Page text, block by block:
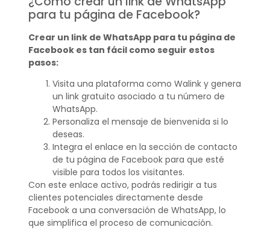
para tu página de Facebook?
Crear un link de WhatsApp para tu página de
Facebook es tan fácil como seguir estos
pasos:
Visita una plataforma como Walink y genera
un link gratuito asociado a tu número de
WhatsApp.
Personaliza el mensaje de bienvenida si lo
deseas.
Integra el enlace en la sección de contacto
de tu página de Facebook para que esté
visible para todos los visitantes.
Con este enlace activo, podrás redirigir a tus
clientes potenciales directamente desde
Facebook a una conversación de WhatsApp, lo
que simplifica el proceso de comunicación.